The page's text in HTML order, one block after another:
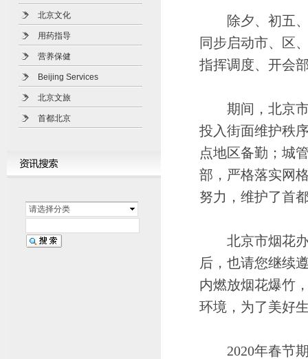
北京文化
用药指导
营养保健
Beijing Services
北京文旅
首都北京
请选择分类
除夕、初五、
同步启动市、区
指挥调度、开会
期间，北京市
投入街面维护秩
点地区备勤；城
部，严格落实网
努力，维护了首
北京市烟花办
后，也请您继续
内燃放烟花爆竹
环境，为了美好
2020年春节期